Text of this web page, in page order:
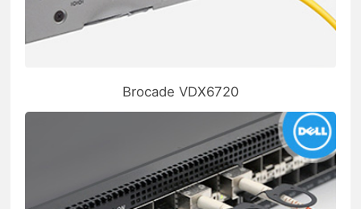
Brocade VDX6720